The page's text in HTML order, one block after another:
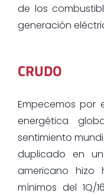
de los
generación
CRUDO
Empecemos por
energética
sentimiento
duplicado en
americano hizo
mínimos del 1Q/